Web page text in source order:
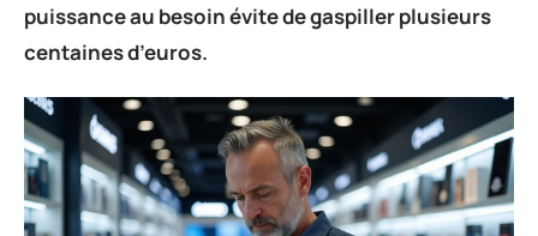
puissance au besoin évite de gaspiller plusieurs
centaines d’euros.